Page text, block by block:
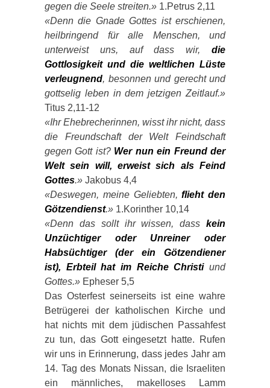
gegen die Seele streiten.» 1.Petrus 2,11
«Denn die Gnade Gottes ist erschienen,
heilbringend für alle Menschen, und
unterweist uns, auf dass wir, die
Gottlosigkeit und die weltlichen Lüste
verleugnend, besonnen und gerecht und
gottselig leben in dem jetzigen Zeitlauf.»
Titus 2,11-12
«Ihr Ehebrecherinnen, wisst ihr nicht, dass
die Freundschaft der Welt Feindschaft
gegen Gott ist? Wer nun ein Freund der
Welt sein will, erweist sich als Feind
Gottes.» Jakobus 4,4
«Deswegen, meine Geliebten,flieht den
Götzendienst.» 1.Korinther 10,14
«Denn das sollt ihr wissen, dass kein
Unzüchtiger oder Unreiner oder
Habsüchtiger (der ein Götzendiener
ist), Erbteil hat im Reiche Christi und
Gottes.» Epheser 5,5
Das Osterfest seinerseits ist eine wahre
Betrügerei der katholischen Kirche und
hat nichts mit dem jüdischen Passahfest
zu tun, das Gott eingesetzt hatte. Rufen
wir uns in Erinnerung, dass jedes Jahr am
14. Tag des Monats Nissan, die Israeliten
ein männliches, makelloses Lamm